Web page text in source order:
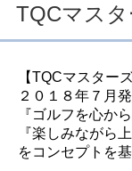
TQCマス
【TQCマスター
２０１８年７月
『ゴルフを心か
『楽しみながら
をコンセプトを基